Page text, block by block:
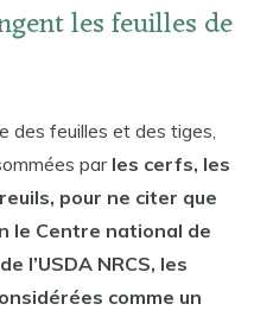
les feuilles de
des feuilles et des tiges,
par les cerfs, les
pour ne citer que
le Centre national de
l’USDA NRCS, les
comme un